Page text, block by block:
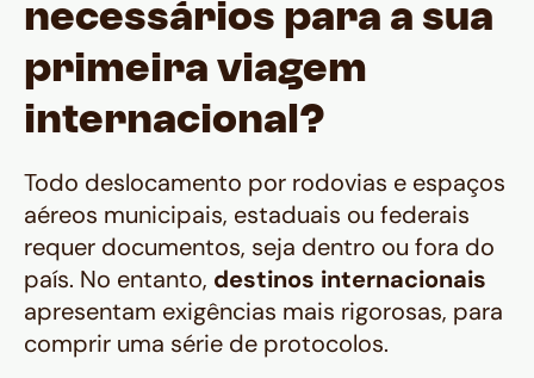
necessários para a sua
primeira viagem
internacional?
Todo deslocamento por rodovias e espaços
aéreos municipais, estaduais ou federais
requer documentos, seja dentro ou fora do
país. No entanto, destinos internacionais
apresentam exigências mais rigorosas, para
comprir uma série de protocolos.